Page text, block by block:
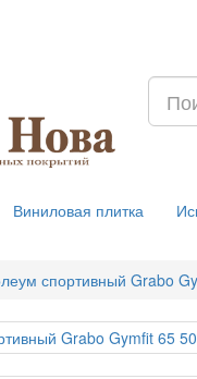
Виниловая плитка
спортивный Grabo